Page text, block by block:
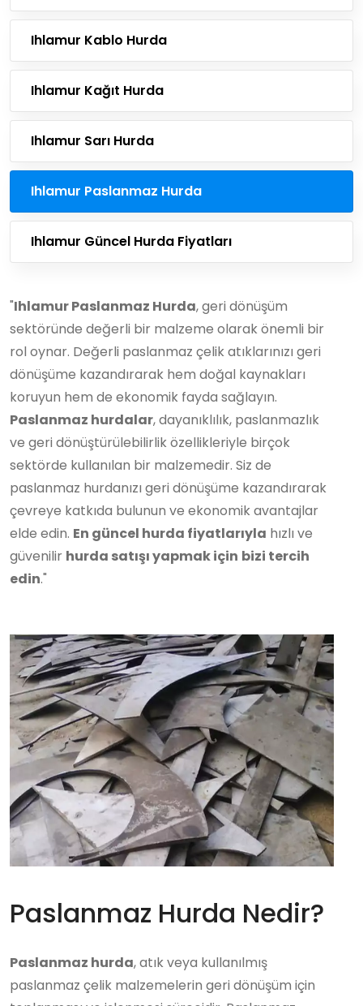
Ihlamur Kablo Hurda
Ihlamur Kağıt Hurda
Ihlamur Sarı Hurda
Ihlamur Paslanmaz Hurda
Ihlamur Güncel Hurda Fiyatları
"Ihlamur Paslanmaz Hurda, geri dönüşüm
sektöründe değerli bir malzeme olarak önemli bir
rol oynar. Değerli paslanmaz çelik atıklarınızı geri
dönüşüme kazandırarak hem doğal kaynakları
koruyun hem de ekonomik fayda sağlayın.
Paslanmaz hurdalar, dayanıklılık, paslanmazlık
ve geri dönüştürülebilirlik özellikleriyle birçok
sektörde kullanılan bir malzemedir. Siz de
paslanmaz hurdanızı geri dönüşüme kazandırarak
çevreye katkıda bulunun ve ekonomik avantajlar
elde edin. En güncel hurda fiyatlarıyla hızlı ve
güvenilir hurda satışı yapmak için bizi tercih
edin."
Paslanmaz Hurda Nedir?
Paslanmaz hurda, atık veya kullanılmış
paslanmaz çelik malzemelerin geri dönüşüm için